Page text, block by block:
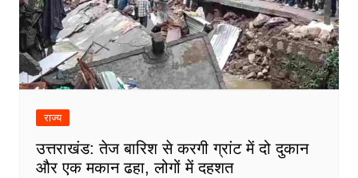
राज्य
उत्तराखंड: तेज बारिश से करगी ग्रांट में दो दुकान
और एक मकान ढहा, लोगों में दहशत